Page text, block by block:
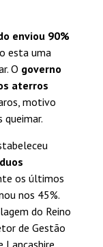
enviou 90%
esta uma
O governo
aterros
motivo
os últimos
nos 45%.
do Reino
de Gestão